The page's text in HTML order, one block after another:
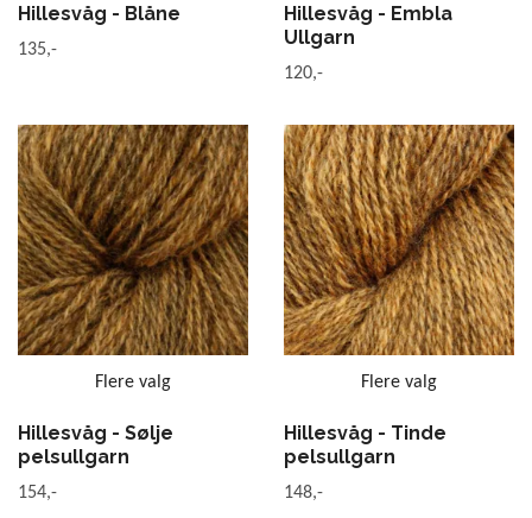
Hillesvåg - Blåne
135,-
Hillesvåg - Embla
Ullgarn
120,-
Flere valg
Hillesvåg - Sølje
pelsullgarn
154,-
Flere valg
Hillesvåg - Tinde
pelsullgarn
148,-